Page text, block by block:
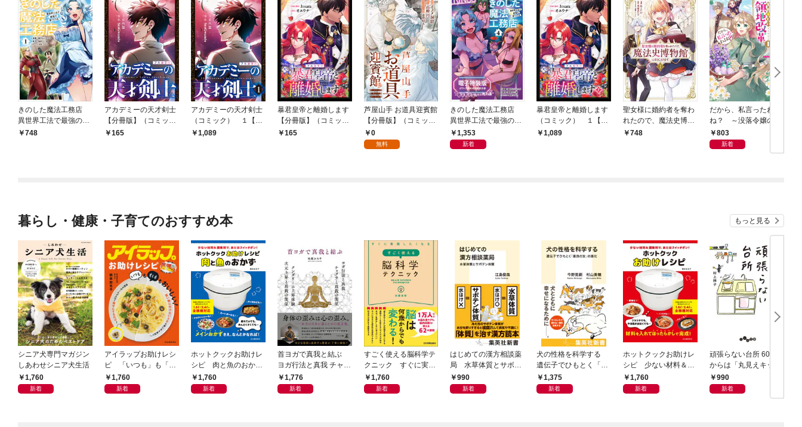
きのした魔法工務店
異世界工法で最強の家
づくりを（コミック）
748
アカデミーの天才剣士
【分冊版】（コミッ
ク） １話【フルカラ
165
アカデミーの天才剣士
（コミック） １【フ
ルカラー】
1,089
暴君皇帝と離婚します
【分冊版】（コミッ
ク） １話【フルカラ
165
芦屋山手 お道具迎賓館
【分冊版】（コミッ
ク） １話
0
無料
きのした魔法工務店
異世界工法で最強の家
づくりを（コミック）
４【電子特装版】ガ
1,353
新着
暴君皇帝と離婚します
（コミック） １【フ
ルカラー】
1,089
聖女様に婚約者を奪わ
れたので、魔法史博物
館に引きこもります。
748
だから、私言ったわよ
ね？ ～没落令嬢の案
外楽しい領地改革～
（コミック） １
803
新着
暮らし・健康・子育てのおすすめ本 もっと見る
シニア犬専門マガジン
しあわせシニア犬生活
1,760
新着
アイラップお助けレシ
ピ 「いつも」も「も
しも」もおいしい！
1,760
新着
ホットクックお助けレ
シピ 肉と魚のおか
ず 少ない材料＆調味
料で、あとはスイッチ
1,760
新着
首ヨガで真我と結ぶ
ヨガ行法と真我 チャク
ラと真我の関係 クンダ
リーニ上昇体験 次元上
1,776
新着
すごく使える脳科学テ
クニック すぐに実践
したくなる
1,760
新着
はじめての漢方相談薬
局 水草体質とサボテ
ン体質
990
新着
犬の性格を科学する
遺伝子でひもとく「最
良の友」の進化
1,375
新着
ホットクックお助けレ
シピ 少ない材料＆調
味料で、あとはスイッ
チポン！
1,760
新着
頑張らない台所 60歳
からは「丸見えキッチ
ン」でラクしておいし
い
990
新着